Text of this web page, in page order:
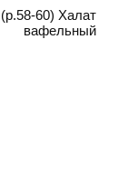
60) Халат
вафельный